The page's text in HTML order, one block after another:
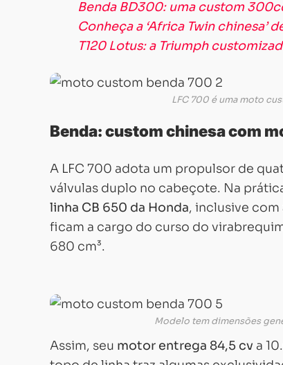
Benda BD300: uma custom
Conheça a ‘Africa Twin chinesa’
T120 Lotus: a Triumph
LFC 700 é uma moto
Benda: custom chinesa com
A LFC 700 adota um propulsor de
válvulas duplo no cabeçote. Na
linha CB 650 da Honda, inclusive com
ficam a cargo do curso do
680 cm³.
Modelo tem dimensões
Assim, seu motor entrega 84,5 cv a